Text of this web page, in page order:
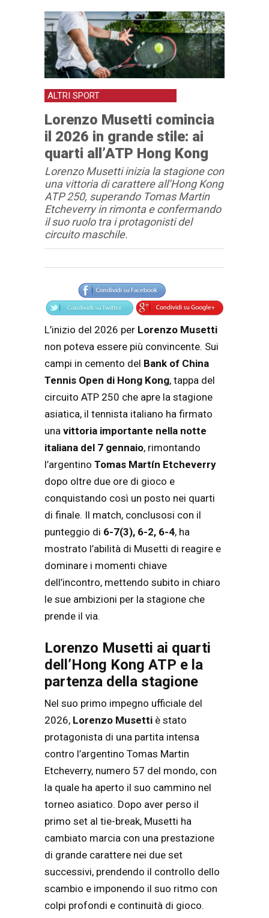
ALTRI SPORT
Lorenzo Musetti comincia
il 2026 in grande stile: ai
quarti all’ATP Hong Kong
Lorenzo Musetti inizia la stagione con
una vittoria di carattere all’Hong Kong
ATP 250, superando Tomas Martin
Etcheverry in rimonta e confermando
il suo ruolo tra i protagonisti del
circuito maschile.
Articolo
Testo articolo principale
L’inizio del 2026 per Lorenzo Musetti
non poteva essere più convincente. Sui
campi in cemento del Bank of China
Tennis Open di Hong Kong, tappa del
circuito ATP 250 che apre la stagione
asiatica, il tennista italiano ha firmato
una vittoria importante nella notte
italiana del 7 gennaio, rimontando
l’argentino Tomas Martín Etcheverry
dopo oltre due ore di gioco e
conquistando così un posto nei quarti
di finale. Il match, conclusosi con il
punteggio di 6-7(3), 6-2, 6-4, ha
mostrato l’abilità di Musetti di reagire e
dominare i momenti chiave
dell’incontro, mettendo subito in chiaro
le sue ambizioni per la stagione che
prende il via.
Lorenzo Musetti ai quarti
dell’Hong Kong ATP e la
partenza della stagione
Nel suo primo impegno ufficiale del
2026, Lorenzo Musetti è stato
protagonista di una partita intensa
contro l’argentino Tomas Martin
Etcheverry, numero 57 del mondo, con
la quale ha aperto il suo cammino nel
torneo asiatico. Dopo aver perso il
primo set al tie-break, Musetti ha
cambiato marcia con una prestazione
di grande carattere nei due set
successivi, prendendo il controllo dello
scambio e imponendo il suo ritmo con
colpi profondi e continuità di gioco.